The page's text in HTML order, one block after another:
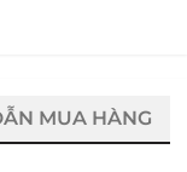
MUA HÀNG